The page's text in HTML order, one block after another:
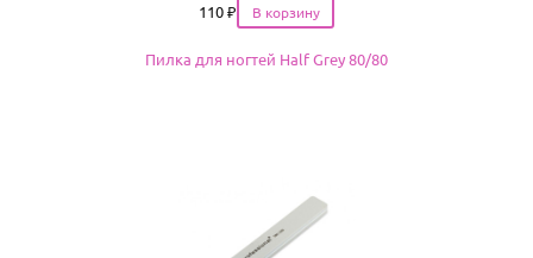
Цена
110 ₽
Пилка для ногтей Half Grey 80/80